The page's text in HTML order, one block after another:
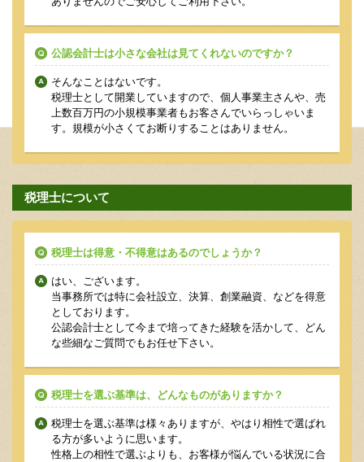
公認会計士は小さな会社は見てくれないのですか？
そんなことはないです。
税理士として開業していますので、個人事業主さんや、売
上数百万円の小規模事業者もお客さんでいらっしゃいま
す。規模が小さくてお断りすることはありません。
税理士について
税理士は得意・不得意はあるのでしょうか？
はい、ございます。
当事務所では特に会社設立、決算、創業融資、などを得意
としております。
公認会計士として今まで培ってきた経験を活かして、どん
な些細なご質問でもお任せ下さい。
税理士を選ぶ基準は、どんなものがありますか？
税理士を選ぶ基準は様々ありますが、やはり相性で選ばれ
る方が多いように思います。
性格上の相性で選ぶよりも、お客様が悩んでいる状況に合